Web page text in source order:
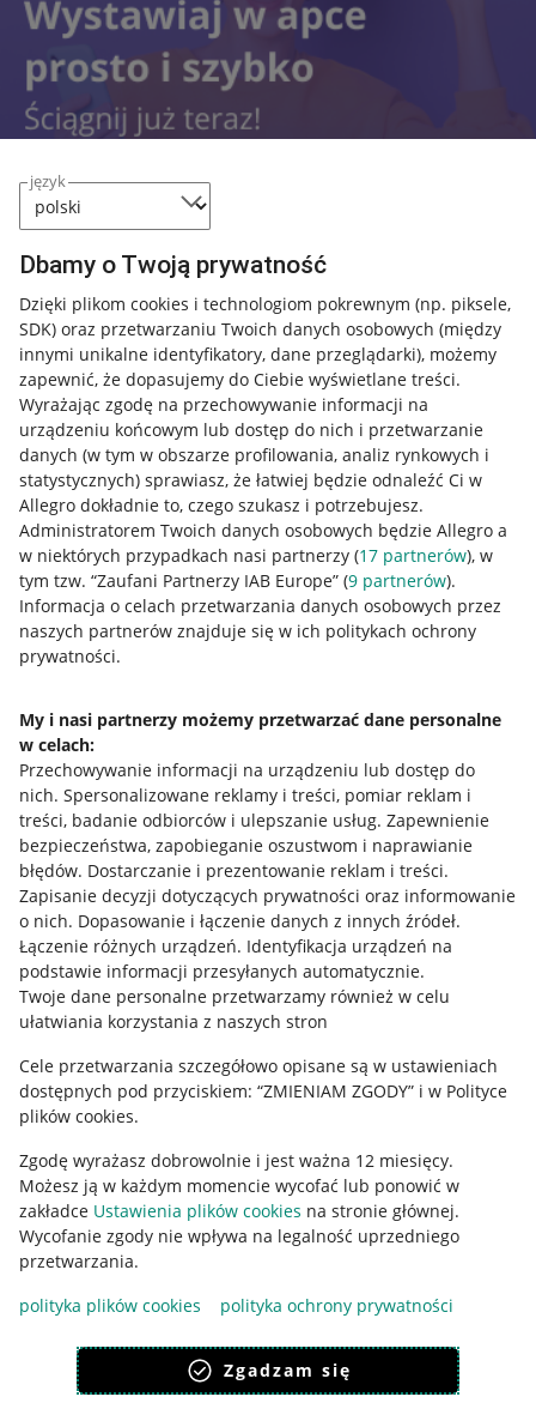
język
Dbamy o Twoją prywatność
Dzięki plikom cookies i technologiom pokrewnym (np. piksele,
SDK) oraz przetwarzaniu Twoich danych osobowych (między
innymi unikalne identyfikatory, dane przeglądarki), możemy
zapewnić, że dopasujemy do Ciebie wyświetlane treści.
Wyrażając zgodę na przechowywanie informacji na
urządzeniu końcowym lub dostęp do nich i przetwarzanie
danych (w tym w obszarze profilowania, analiz rynkowych i
statystycznych) sprawiasz, że łatwiej będzie odnaleźć Ci w
Allegro dokładnie to, czego szukasz i potrzebujesz.
Administratorem Twoich danych osobowych będzie Allegro a
w niektórych przypadkach nasi partnerzy (17 partnerów), w
tym tzw. “Zaufani Partnerzy IAB Europe” (9 partnerów).
Informacja o celach przetwarzania danych osobowych przez
naszych partnerów znajduje się w ich politykach ochrony
prywatności.
My i nasi partnerzy możemy przetwarzać dane personalne
w celach:
Przechowywanie informacji na urządzeniu lub dostęp do
nich. Spersonalizowane reklamy i treści, pomiar reklam i
treści, badanie odbiorców i ulepszanie usług. Zapewnienie
bezpieczeństwa, zapobieganie oszustwom i naprawianie
błędów. Dostarczanie i prezentowanie reklam i treści.
Zapisanie decyzji dotyczących prywatności oraz informowanie
o nich. Dopasowanie i łączenie danych z innych źródeł.
Łączenie różnych urządzeń. Identyfikacja urządzeń na
podstawie informacji przesyłanych automatycznie.
Twoje dane personalne przetwarzamy również w celu
ułatwiania korzystania z naszych stron
Cele przetwarzania szczegółowo opisane są w ustawieniach
dostępnych pod przyciskiem: “ZMIENIAM ZGODY” i w Polityce
plików cookies.
Zgodę wyrażasz dobrowolnie i jest ważna 12 miesięcy.
Możesz ją w każdym momencie wycofać lub ponowić w
zakładce Ustawienia plików cookies na stronie głównej.
Wycofanie zgody nie wpływa na legalność uprzedniego
przetwarzania.
polityka plików cookies
polityka ochrony prywatności
Zgadzam się
Przydatne informacje
Jak to działa
Napisz do nas
Allegro Gadane dla sprzedających
Allegro Gadane dla kupujących
Mapa miejscowości
Informacje prawne
Regulamin
Ustawienia plików "cookies"
Udostępnianie lokalizacji
Informacje dla Aktu o Usługach Cyfrowych
Pobierz aplikację
Korzystanie z serwisu oznacza akceptację regulaminu.